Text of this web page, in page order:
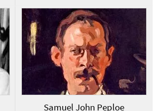
Samuel John Peploe